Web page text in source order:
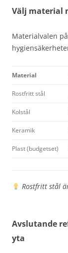
Välj material
Materialvalen
Material
Rostfritt stål
Kolstål
Keramik
Plast (budgetset)
Rostfritt stål
Avslutande
yta